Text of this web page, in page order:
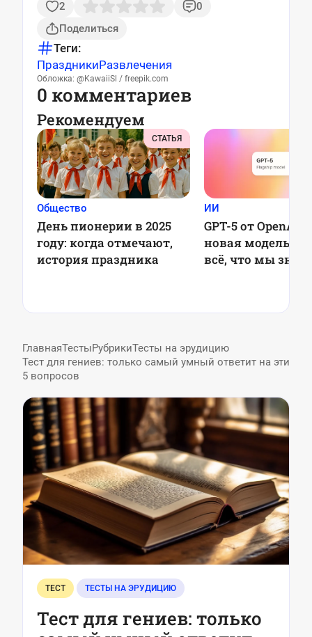
2
0
Поделиться
Теги:
ПраздникиРазвлечения
Обложка: @KawaiiSl / freepik.com
0 комментариев
Рекомендуем
СТАТЬЯ
Общество
День пионерии в 2025
году: когда отмечают,
история праздника
ИИ
GPT-5 от OpenAI:
новая модель
всё, что мы
ГлавнаяТестыРубрикиТесты на эрудицию
Тест для гениев: только самый умный ответит на эти
5 вопросов
ТЕСТ ТЕСТЫ НА ЭРУДИЦИЮ
Тест для гениев: только